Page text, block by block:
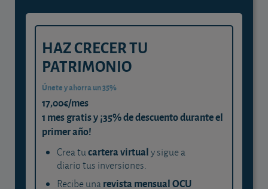
HAZ CRECER TU
PATRIMONIO
Únete y ahorra un 35%
17,00€/mes
1 mes gratis y ¡35% de descuento durante el
primer año!
Crea tucartera virtualy sigue a
diario tus inversiones.
Recibe unarevista mensual OCU